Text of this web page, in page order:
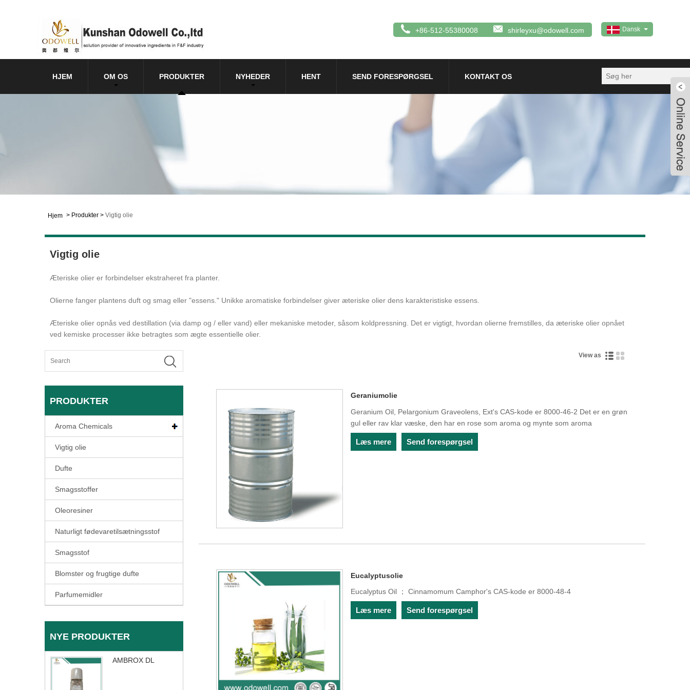
Dansk
+86-512-55380008 shirleyxu@odowell.com
HJEM OM OS PRODUKTER NYHEDER HENT SEND FORESPØRGSEL KONTAKT OS
Hjem > Produkter > Vigtig olie
Vigtig olie
Æteriske olier er forbindelser ekstraheret fra planter.
Olierne fanger plantens duft og smag eller "essens." Unikke aromatiske forbindelser giver æteriske olier dens karakteristiske essens.
Æteriske olier opnås ved destillation (via damp og / eller vand) eller mekaniske metoder, såsom koldpressning. Det er vigtigt, hvordan olierne fremstilles, da æteriske olier opnået
ved kemiske processer ikke betragtes som ægte essentielle olier.
PRODUKTER
Aroma Chemicals
Vigtig olie
Dufte
Smagsstoffer
Oleoresiner
Naturligt fødevaretilsætningsstof
Smagsstof
Blomster og frugtige dufte
Parfumemidler
NYE PRODUKTER
AMBROX DL
View as
Geraniumolie
Geranium Oil, Pelargonium Graveolens, Ext's CAS-kode er 8000-46-2 Det er en grøn
gul eller rav klar væske, den har en rose som aroma og mynte som aroma
Læs mere Send forespørgsel
Eucalyptusolie
Eucalyptus Oil ； Cinnamomum Camphor's CAS-kode er 8000-48-4
Læs mere Send forespørgsel